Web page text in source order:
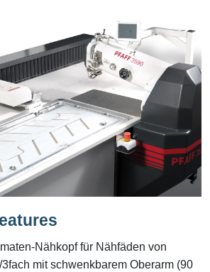
Nähkopf für Nähfäden von
mit schwenkbarem Oberarm (90